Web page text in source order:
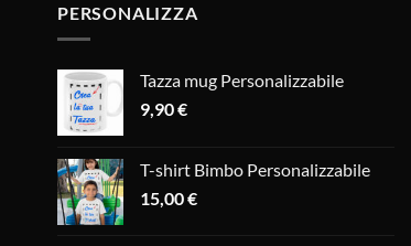
PERSONALIZZA
Tazza mug Personalizzabile
9,90€
T-shirt Bimbo Personalizzabile
15,00€